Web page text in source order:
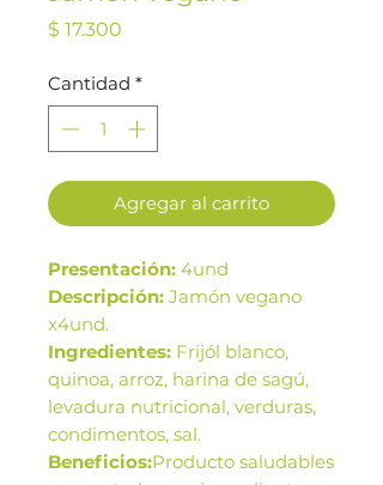
$ 17.300
Cantidad *
Agregar al carrito
Presentación: 4und
Descripción: Jamón vegano
x4und.
Ingredientes: Frijól blanco,
quinoa, arroz, harina de sagú,
levadura nutricional, verduras,
condimentos, sal.
Beneficios:Producto saludables